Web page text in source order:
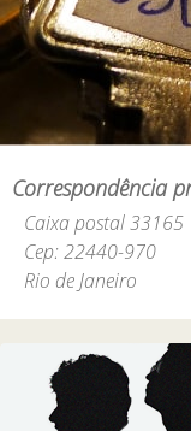
Correspondência
Caixa postal 33165
Cep: 22440-970
Rio de Janeiro